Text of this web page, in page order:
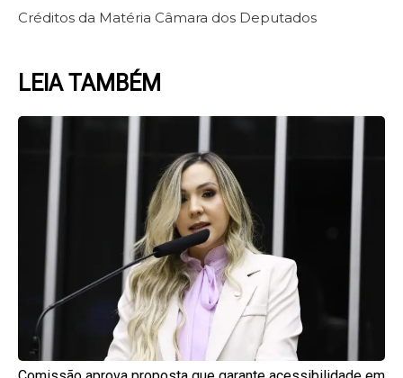
Créditos da Matéria Câmara dos Deputados
LEIA TAMBÉM
PagePage